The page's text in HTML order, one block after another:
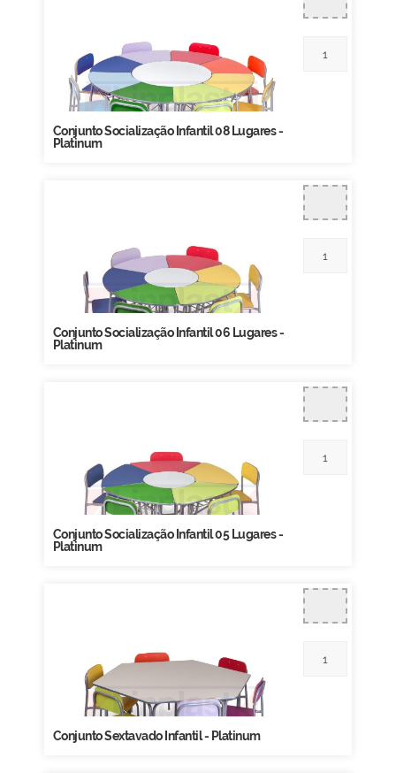
Conjunto Socialização Infantil 08 Lugares -
Platinum
Conjunto Socialização Infantil 06 Lugares -
Platinum
Conjunto Socialização Infantil 05 Lugares -
Platinum
Conjunto Sextavado Infantil - Platinum